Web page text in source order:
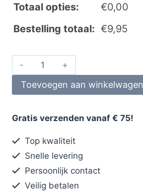
Totaal opties:
€0,00
Bestelling totaal: €9,95
Toevoegen aan winkelwagen
Gratis verzenden vanaf € 75!
Top kwaliteit
Snelle levering
Persoonlijk contact
Veilig betalen